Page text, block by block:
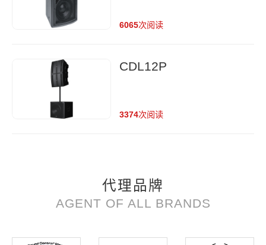
6065次阅读
CDL12P
3374次阅读
代理品牌
AGENT OF ALL BRANDS